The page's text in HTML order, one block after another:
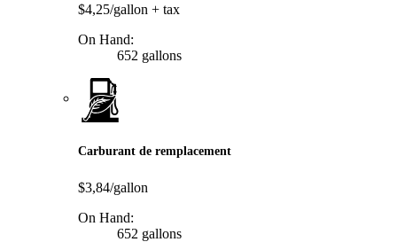
$4,25/gallon + tax
On Hand:
652 gallons
Carburant de remplacement
$3,84/gallon
On Hand:
652 gallons